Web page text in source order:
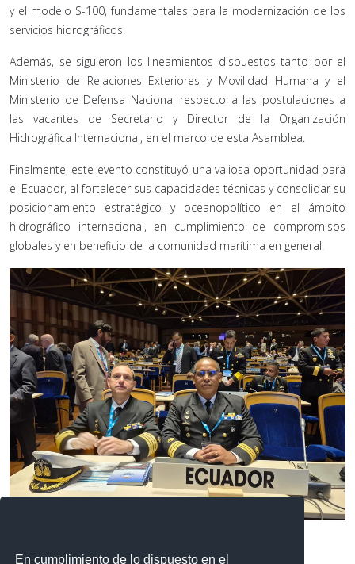
En cumplimiento de lo dispuesto en el
y el modelo S-100, fundamentales para la modernización de los
servicios hidrográficos.
Además, se siguieron los lineamientos dispuestos tanto por el
Ministerio de Relaciones Exteriores y Movilidad Humana y el
Ministerio de Defensa Nacional respecto a las postulaciones a
las vacantes de Secretario y Director de la Organización
Hidrográfica Internacional, en el marco de esta Asamblea.
Finalmente, este evento constituyó una valiosa oportunidad para
el Ecuador, al fortalecer sus capacidades técnicas y consolidar su
posicionamiento estratégico y oceanopolítico en el ámbito
hidrográfico internacional, en cumplimiento de compromisos
globales y en beneficio de la comunidad marítima en general.